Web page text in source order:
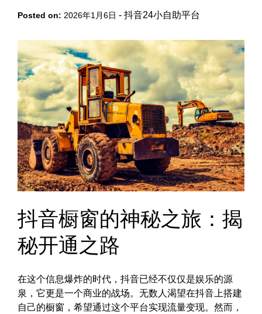
Posted on: 2026年1月6日 - 抖音24小自助平台
抖音橱窗的神秘之旅：揭
秘开通之路
在这个信息爆炸的时代，抖音已经不仅仅是娱乐的源
泉，它更是一个商业的战场。无数人渴望在抖音上搭建
自己的橱窗，希望通过这个平台实现流量变现。然而，